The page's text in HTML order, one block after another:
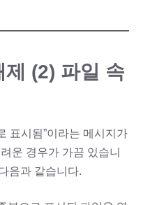
(2) 파일 속
표시됨”이라는 메시지가
운 경우가 가끔 있습니
음과 같습니다.